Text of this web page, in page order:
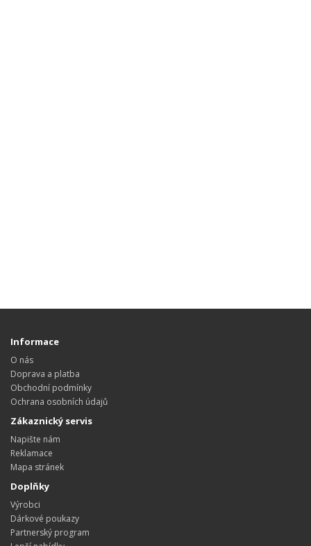
Informace
O nás
Doprava a platba
Obchodní podmínky
Ochrana osobních údajů
Zákaznický servis
Napište nám
Reklamace
Mapa stránek
Doplňky
Výrobci
Dárkové poukazy
Partnerský program